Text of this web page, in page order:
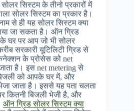
सिस्टम के तीनो प्रकारों में
सोलर सिस्टम का प्रकार है।
से ही यह सोलर सिस्टम क्या
जा सकता है। ऑन ग्रिड
घर पर आप जो भी सोलर
सरकारी यूटिलिटी ग्रिड से
के प्रोसेस को net
है। इस net metering से
को आपके घर में, और
जाता है। इससे यह पता चलता
कितनी बिजली भेजी है, और
ऑन ग्रिड सोलर सिस्टम क्या